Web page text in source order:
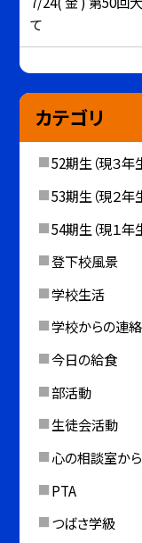
て
カテゴリ
52期生（現３年
53期生（現２年
54期生（現１年
登下校風景
学校生活
学校からの連絡
今日の給食
部活動
生徒会活動
心の相談室から
PTA
つばさ学級